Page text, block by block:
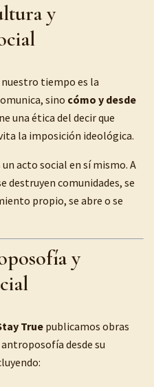
y
nuestro tiempo es la
sino cómo y desde
una ética del decir que
la imposición ideológica.
acto social en sí mismo. A
destruyen comunidades, se
propio, se abre o se
y
True publicamos obras
desde su